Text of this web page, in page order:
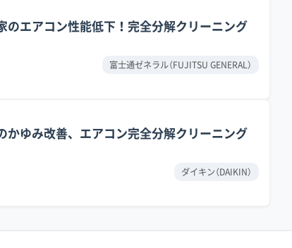
りません。まず、首都高速や産業道路を走行する車
などから室内に入り込みます。そして、室内の空気
しまうのです。
してベタベタした「油の膜」を作ります。次に、鶴見
コン内部は常にジメジメした状態になります。
中のホコリやカビの胞子が強力に捕まえられ、時間と
ていきます。
のエアコン性能低下！完全分解クリーニング
富士通ゼネラル（FUJITSU GENERAL）
かゆみ改善、エアコン完全分解クリーニング
ダイキン（DAIKIN）